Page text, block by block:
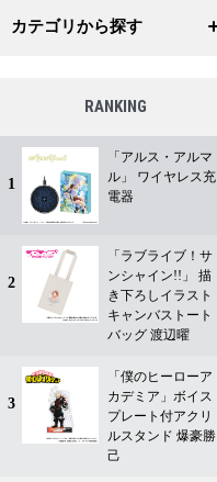
カテゴリから探す
RANKING
1
「アルス・アルマ
ル」 ワイヤレス充
電器
2
「ラブライブ！サ
ンシャイン!!」 描
き下ろしイラスト
キャンバストート
バッグ 渡辺曜
3
「僕のヒーローア
カデミア」ボイス
プレート付アクリ
ルスタンド 爆豪勝
己